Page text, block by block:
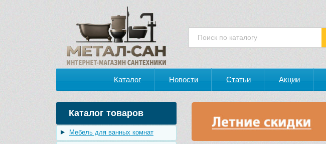
Каталог Новости Статьи Акции
Каталог товаров
Мебель для ванных комнат